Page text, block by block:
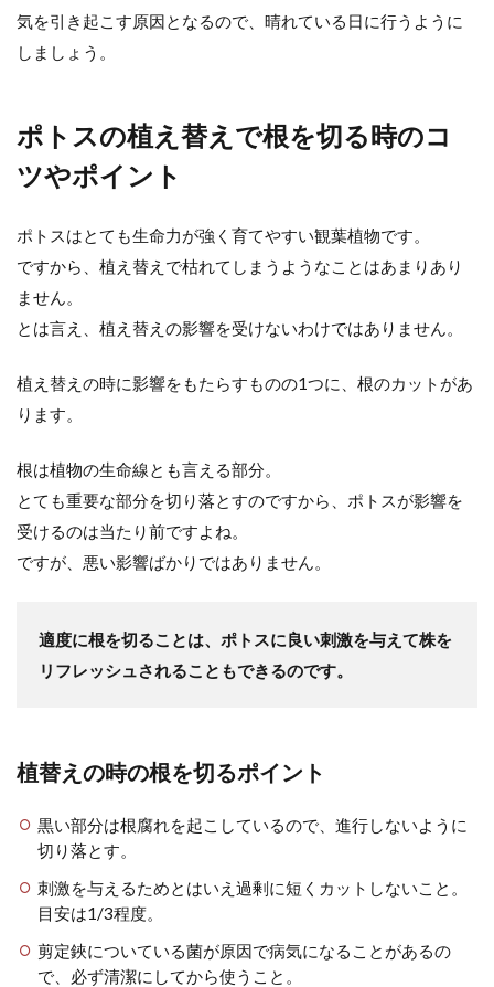
気を引き起こす原因となるので、晴れている日に行うように
しましょう。
ポトスの植え替えで根を切る時のコ
ツやポイント
ポトスはとても生命力が強く育てやすい観葉植物です。
ですから、植え替えで枯れてしまうようなことはあまりあり
ません。
とは言え、植え替えの影響を受けないわけではありません。
植え替えの時に影響をもたらすものの1つに、根のカットがあ
ります。
根は植物の生命線とも言える部分。
とても重要な部分を切り落とすのですから、ポトスが影響を
受けるのは当たり前ですよね。
ですが、悪い影響ばかりではありません。
適度に根を切ることは、ポトスに良い刺激を与えて株を
リフレッシュされることもできるのです。
植替えの時の根を切るポイント
黒い部分は根腐れを起こしているので、進行しないように
切り落とす。
刺激を与えるためとはいえ過剰に短くカットしないこと。
目安は1/3程度。
剪定鋏についている菌が原因で病気になることがあるの
で、必ず清潔にしてから使うこと。